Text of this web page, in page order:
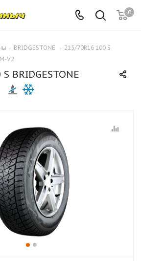
0
- BRIDGESTONE - 215/70R16 100 S
V2
BRIDGESTONE